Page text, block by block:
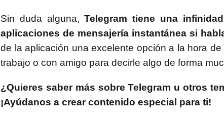
Sin duda alguna,Telegram tiene una
aplicaciones de mensajería instantánea si
de la aplicación una excelente opción a la hora
trabajo o con amigo para decirle algo de forma
¿Quieres saber más sobre Telegram u otros
¡Ayúdanos a crear contenido especial para ti!